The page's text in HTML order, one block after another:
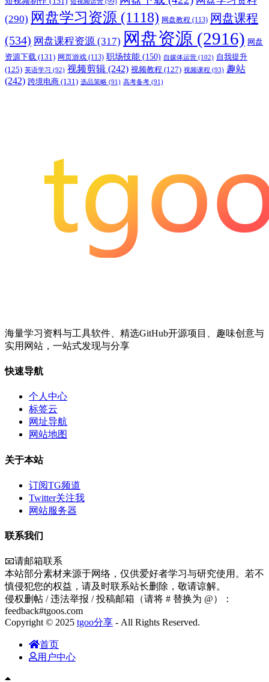
(290) 网盘学习资源 (1118) 网盘教程 (113) 网盘课程
(534) 网盘课程资源 (317) 网盘资源 (2916) 网盘
资源下载 (131) 网页游戏 (113) 职场技能 (150) 自媒体运营 (102) 自我提升
(125) 英语学习 (92) 视频剪辑 (242) 视频教程 (127) 视频课程 (93) 趣站
(242) 跨境电商 (131) 选品策略 (91) 高考备考 (91)
海量学习资料与工具软件、精选GitHub开源项目、趣味创意与
实用网站，一站式发现与分享
快速导航
个人中心
标签云
网址导航
网站地图
关于本站
订阅TG频道
Twitter关注我
网站服务器
联系我们
📧请邮箱联系
本站部分素材来源于网络，仅供爱好者学习与研究使用。若不
慎侵犯您的权益，请及时联系站长删除，敬请谅解。
侵权删帖 / 违法举报 / 投稿邮箱（请将 # 替换为 @）：
feedback#tgoos.com
Copyright © 2025 tgoo分享 - All Rights Reserved.
首页
用户中心